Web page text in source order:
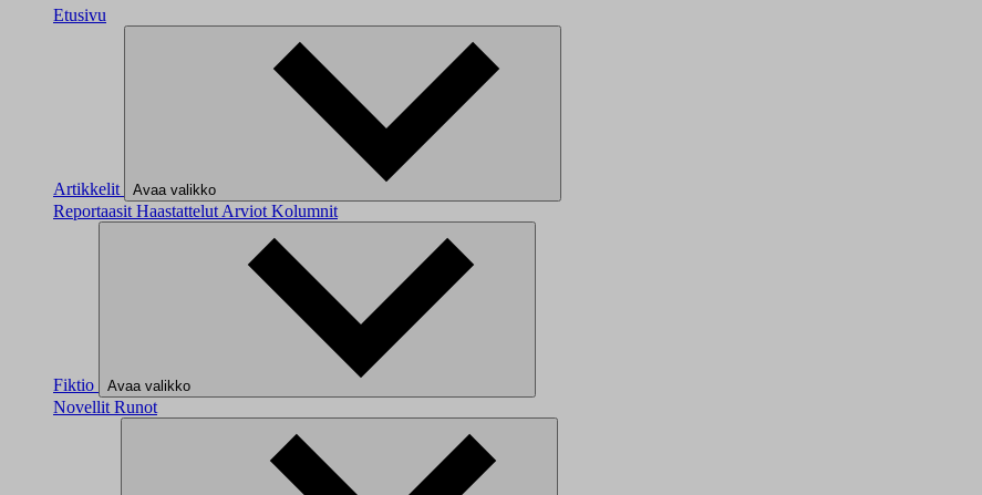
Etusivu
Artikkelit Avaa valikko
Reportaasit Haastattelut Arviot Kolumnit
Fiktio Avaa valikko
Novellit Runot